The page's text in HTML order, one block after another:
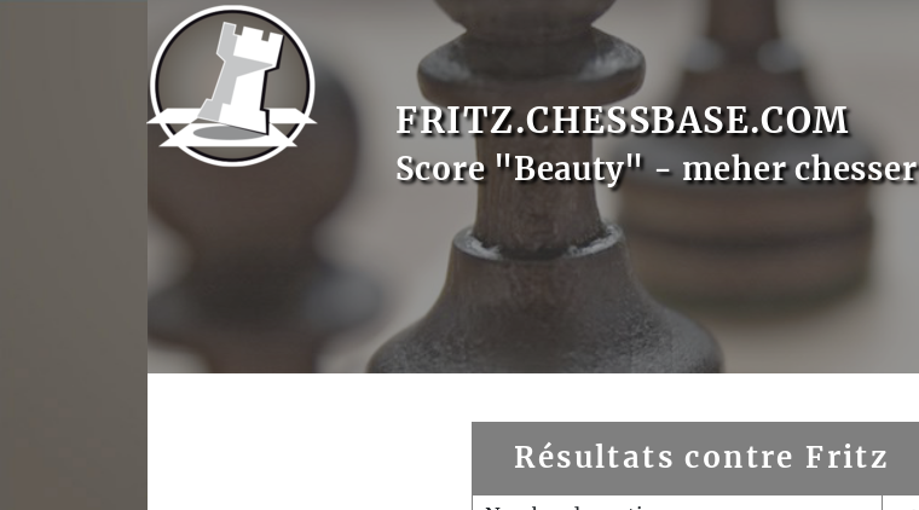
FRITZ.CHESSBASE.COM
Score "Beauty" - meher chesser
Résultats contre Fritz